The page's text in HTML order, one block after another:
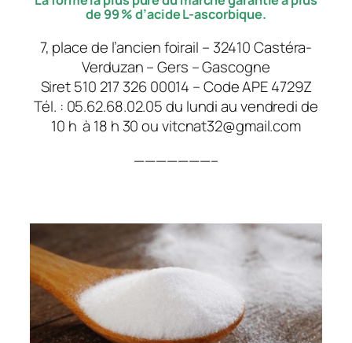
de 99 % d’acide L-ascorbique.
7, place de l’ancien foirail – 32410 Castéra-
Verduzan – Gers – Gascogne
Siret 510 217 326 00014 – Code APE 4729Z
Tél. : 05.62.68.02.05 du lundi au vendredi de
10 h à 18 h 30 ou vitcnat32@gmail.com
———————–